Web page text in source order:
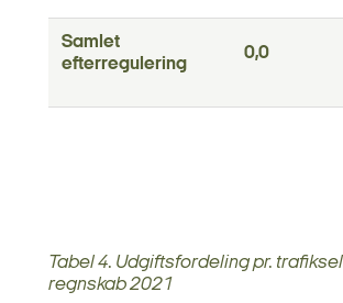
Samlet
efterregulering
0,0
Tabel 4. Udgiftsfordeling pr.
regnskab 2021